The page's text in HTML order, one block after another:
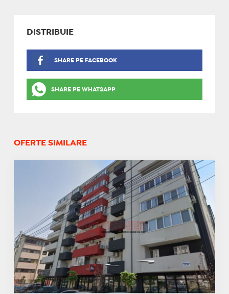
DISTRIBUIE
SHARE PE FACEBOOK
SHARE PE WHATSAPP
OFERTE SIMILARE